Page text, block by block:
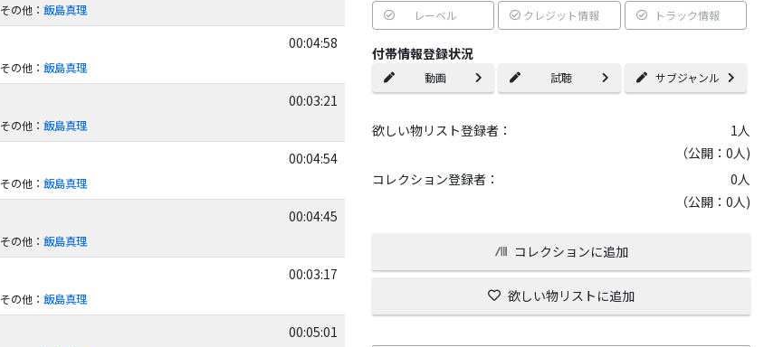
その他 ：飯島真理
00:04:58
その他 ：飯島真理
00:03:21
その他 ：飯島真理
00:04:54
その他 ：飯島真理
00:04:45
その他 ：飯島真理
00:03:17
その他 ：飯島真理
00:05:01
レーベル クレジット情報 トラック情報
付帯情報登録状況
動画 試聴 サブジャンル
欲しい物リスト登録者： 1 人
（公開：0人)
コレクション登録者：
0人
（公開：0人)
コレクションに追加
欲しい物リストに追加